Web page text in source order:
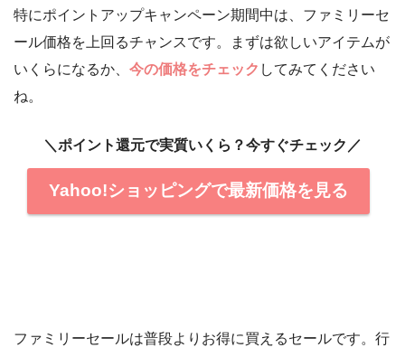
特にポイントアップキャンペーン期間中は、ファミリーセ
ール価格を上回るチャンスです。まずは欲しいアイテムが
いくらになるか、 今の価格をチェック してみてください
ね。
＼ポイント還元で実質いくら？今すぐチェック／
Yahoo!ショッピングで最新価格を見る
ファミリーセールは普段よりお得に買えるセールです。行